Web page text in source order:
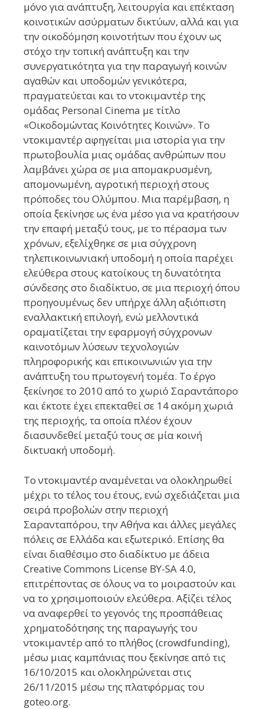
μόνο για ανάπτυξη, λειτουργία και επέκταση
κοινοτικών ασύρματων δικτύων, αλλά και για
την οικοδόμηση κοινοτήτων που έχουν ως
στόχο την τοπική ανάπτυξη και την
συνεργατικότητα για την παραγωγή κοινών
αγαθών και υποδομών γενικότερα,
πραγματεύεται και το ντοκιμαντέρ της
ομάδας Personal Cinema με τίτλο
«Οικοδομώντας Κοινότητες Κοινών». Το
ντοκιμαντέρ αφηγείται μια ιστορία για την
πρωτοβουλία μιας ομάδας ανθρώπων που
λαμβάνει χώρα σε μια απομακρυσμένη,
απομονωμένη, αγροτική περιοχή στους
πρόποδες του Ολύμπου. Μια παρέμβαση, η
οποία ξεκίνησε ως ένα μέσο για να κρατήσουν
την επαφή μεταξύ τους, με το πέρασμα των
χρόνων, εξελίχθηκε σε μια σύγχρονη
τηλεπικοινωνιακή υποδομή η οποία παρέχει
ελεύθερα στους κατοίκους τη δυνατότητα
σύνδεσης στο διαδίκτυο, σε μια περιοχή όπου
προηγουμένως δεν υπήρχε άλλη αξιόπιστη
εναλλακτική επιλογή, ενώ μελλοντικά
οραματίζεται την εφαρμογή σύγχρονων
καινοτόμων λύσεων τεχνολογιών
πληροφορικής και επικοινωνιών για την
ανάπτυξη του πρωτογενή τομέα. Το έργο
ξεκίνησε το 2010 από το χωριό Σαραντάπορο
και έκτοτε έχει επεκταθεί σε 14 ακόμη χωριά
της περιοχής, τα οποία πλέον έχουν
διασυνδεθεί μεταξύ τους σε μία κοινή
δικτυακή υποδομή.
Το ντοκιμαντέρ αναμένεται να ολοκληρωθεί
μέχρι το τέλος του έτους, ενώ σχεδιάζεται μια
σειρά προβολών στην περιοχή
Σαρανταπόρου, την Αθήνα και άλλες μεγάλες
πόλεις σε Ελλάδα και εξωτερικό. Επίσης θα
είναι διαθέσιμο στο διαδίκτυο με άδεια
Creative Commons License BY-SA 4.0,
επιτρέποντας σε όλους να το μοιραστούν και
να το χρησιμοποιούν ελεύθερα. Αξίζει τέλος
να αναφερθεί το γεγονός της προσπάθειας
χρηματοδότησης της παραγωγής του
ντοκιμαντέρ από το πλήθος (crowdfunding),
μέσω μιας καμπάνιας που ξεκίνησε από τις
16/10/2015 και ολοκληρώνεται στις
26/11/2015 μέσω της πλατφόρμας του
goteo.org.